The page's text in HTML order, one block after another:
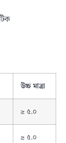
উচ্চ মাত্রা
≥ ৫.০
≥ ৫.০